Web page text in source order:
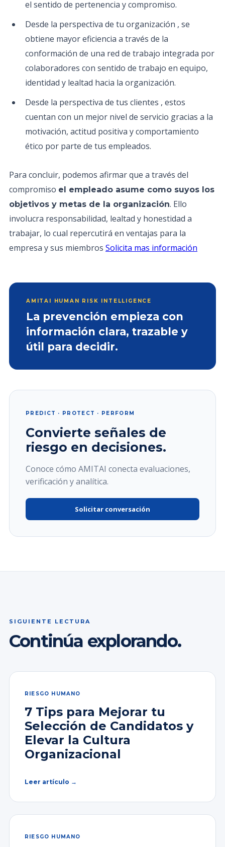
el sentido de pertenencia y compromiso.
Desde la perspectiva de tu organización , se
obtiene mayor eficiencia a través de la
conformación de una red de trabajo integrada por
colaboradores con sentido de trabajo en equipo,
identidad y lealtad hacia la organización.
Desde la perspectiva de tus clientes , estos
cuentan con un mejor nivel de servicio gracias a la
motivación, actitud positiva y comportamiento
ético por parte de tus empleados.
Para concluir, podemos afirmar que a través del
compromiso el empleado asume como suyos los
objetivos y metas de la organización. Ello
involucra responsabilidad, lealtad y honestidad a
trabajar, lo cual repercutirá en ventajas para la
empresa y sus miembros Solicita mas información
AMITAI HUMAN RISK INTELLIGENCE
La prevención empieza con
información clara, trazable y
útil para decidir.
PREDICT · PROTECT · PERFORM
Convierte señales de
riesgo en decisiones.
Conoce cómo AMITAI conecta evaluaciones,
verificación y analítica.
Solicitar conversación
SIGUIENTE LECTURA
Continúa explorando.
RIESGO HUMANO
7 Tips para Mejorar tu
Selección de Candidatos y
Elevar la Cultura
Organizacional
Leer artículo →
RIESGO HUMANO